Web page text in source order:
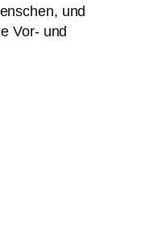
und
Vor- und